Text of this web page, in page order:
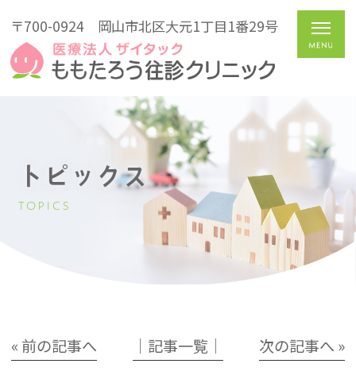
〒700-0924 岡山市北区大元1丁目1番29号
トピックス
TOPICS
« 前の記事へ │記事一覧│ 次の記事へ »